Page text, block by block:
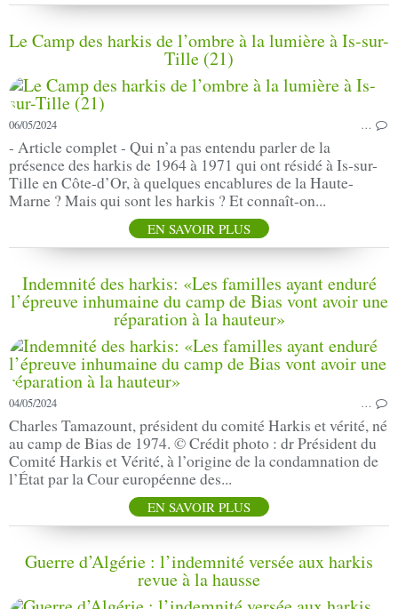
Le Camp des harkis de l’ombre à la lumière à Is-sur-
Tille (21)
06/05/2024 …
- Article complet - Qui n’a pas entendu parler de la
présence des harkis de 1964 à 1971 qui ont résidé à Is-sur-
Tille en Côte-d’Or, à quelques encablures de la Haute-
Marne ? Mais qui sont les harkis ? Et connaît-on...
EN SAVOIR PLUS
Indemnité des harkis: «Les familles ayant enduré
l’épreuve inhumaine du camp de Bias vont avoir une
réparation à la hauteur»
04/05/2024 …
Charles Tamazount, président du comité Harkis et vérité, né
au camp de Bias de 1974. © Crédit photo : dr Président du
Comité Harkis et Vérité, à l’origine de la condamnation de
l’État par la Cour européenne des...
EN SAVOIR PLUS
Guerre d’Algérie : l’indemnité versée aux harkis
revue à la hausse